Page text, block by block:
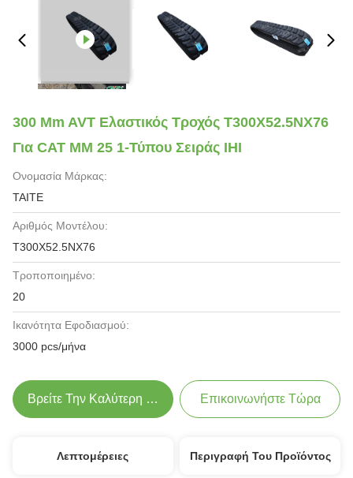
300 Mm AVT Ελαστικός Τροχός T300X52.5NX76
Για CAT MM 25 1-Τύπου Σειράς IHI
Ονομασία Μάρκας:
TAITE
Αριθμός Μοντέλου:
T300X52.5NX76
Τροποποιημένο:
20
Ικανότητα Εφοδιασμού:
3000 pcs/μήνα
Βρείτε Την Καλύτερη Τιμή Επικοινωνήστε Τώρα
Λεπτομέρειες Περιγραφή Του Προϊόντος